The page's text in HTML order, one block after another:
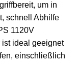
um in
schnell Abhilfe
1120V
ideal geeignet
einschließlich